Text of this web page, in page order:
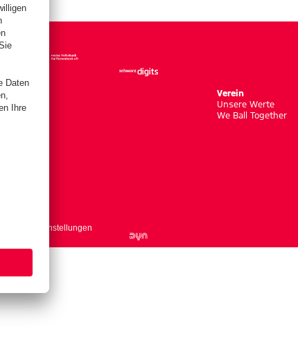
Verein
Unsere Werte
We Ball Together
Cookie-Einstellungen